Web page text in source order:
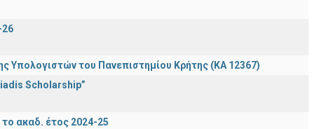
26
Υπολογιστών του Πανεπιστημίου Κρήτης (ΚΑ 12367)
Scholarship”
ακαδ. έτος 2024-25